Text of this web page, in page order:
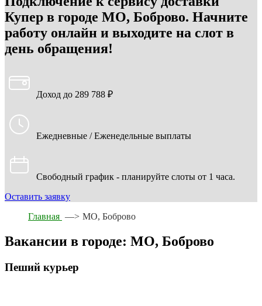
Купер в городе МО, Боброво. Начните
работу онлайн и выходите на слот в
день обращения!
Доход до 289 788 ₽
Ежедневные / Еженедельные выплаты
Свободный график - планируйте слоты от 1 часа.
Оставить заявку
Главная —> МО, Боброво
Вакансии в городе: МО, Боброво
Пеший курьер